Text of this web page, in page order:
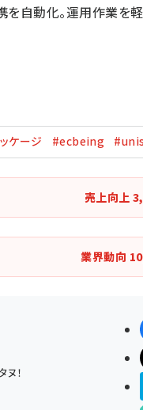
を自動化。運用作業を
ケージ #ecbeing
売上向上
業界動向
！